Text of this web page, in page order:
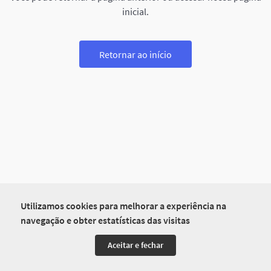
Utilizamos cookies para melhorar a experiência na
navegação e obter estatísticas das visitas
Aceitar e fechar
inicial.
Retornar ao início